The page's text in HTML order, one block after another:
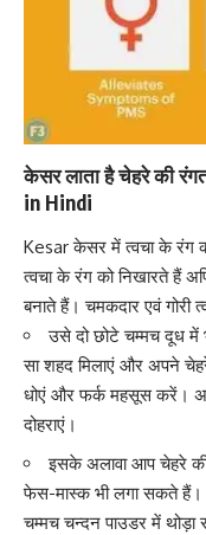
केसर लाता है चेहरे की
in Hindi
Kesar केसर में त्वचा के रंग
त्वचा के रंग को निखारते हैं
बनाते हैं। चमकदार एवं गोरी
उसे दो छोटे चम्मच दूध में
सा शहद मिलाएं और अपने
धोएं और फर्क महसूस करें।
दोहराएं।
इसके अलावा आपचेहरे
फेस-मास्क भी लगा सकते
चम्मच चन्दन पाउडर में